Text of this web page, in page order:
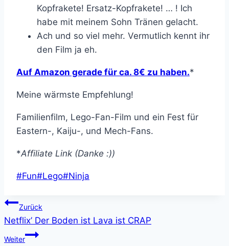
Kopfrakete! Ersatz-Kopfrakete! … ! Ich
habe mit meinem Sohn Tränen gelacht.
Ach und so viel mehr. Vermutlich kennt ihr
den Film ja eh.
Auf Amazon gerade für ca. 8€ zu haben.*
Meine wärmste Empfehlung!
Familienfilm, Lego-Fan-Film und ein Fest für
Eastern-, Kaiju-, und Mech-Fans.
*Affiliate Link (Danke :))
Schlagworte:
#Fun#Lego#Ninja
Beitragsnavigation
Zurück
Netflix’ Der Boden ist Lava ist CRAP
Weiter